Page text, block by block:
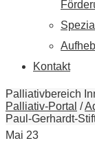
Kontakt
Palliativbereich
Palliativ-Portal /
Paul-Gerhardt-
Mai 23